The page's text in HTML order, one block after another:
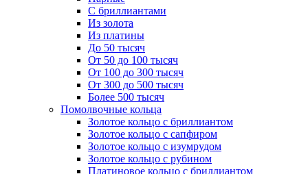
С бриллиантами
Из золота
Из платины
До 50 тысяч
От 50 до 100 тысяч
От 100 до 300 тысяч
От 300 до 500 тысяч
Более 500 тысяч
Помолвочные кольца
Золотое кольцо с бриллиантом
Золотое кольцо с сапфиром
Золотое кольцо с изумрудом
Золотое кольцо с рубином
Платиновое кольцо с бриллиантом